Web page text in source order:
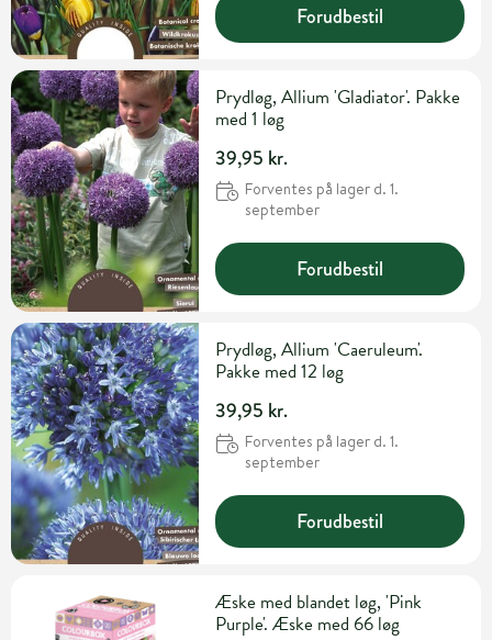
Forudbestil
Prydløg, Allium 'Gladiator'. Pakke
med 1 løg
39,95 kr.
Forventes på lager d. 1.
september
Forudbestil
Prydløg, Allium 'Caeruleum'.
Pakke med 12 løg
39,95 kr.
Forventes på lager d. 1.
september
Forudbestil
Æske med blandet løg, 'Pink
Purple'. Æske med 66 løg